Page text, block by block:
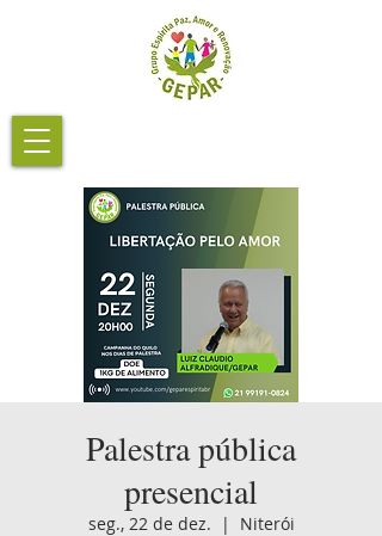
Palestra pública
presencial
seg., 22 de dez.
  |
Niterói